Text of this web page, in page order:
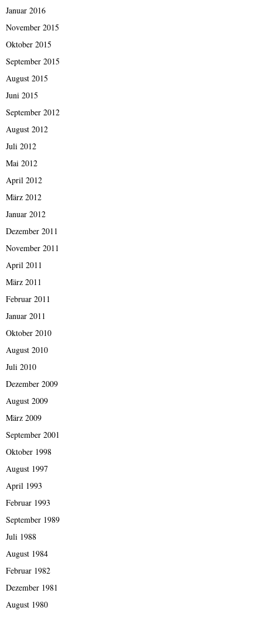
Januar 2016
November 2015
Oktober 2015
September 2015
August 2015
Juni 2015
September 2012
August 2012
Juli 2012
Mai 2012
April 2012
März 2012
Januar 2012
Dezember 2011
November 2011
April 2011
März 2011
Februar 2011
Januar 2011
Oktober 2010
August 2010
Juli 2010
Dezember 2009
August 2009
März 2009
September 2001
Oktober 1998
August 1997
April 1993
Februar 1993
September 1989
Juli 1988
August 1984
Februar 1982
Dezember 1981
August 1980